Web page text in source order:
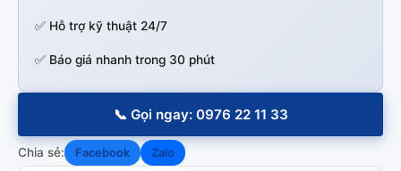
✅ Hỗ trợ kỹ thuật 24/7
✅ Báo giá nhanh trong 30 phút
📞 Gọi ngay: 0976 22 11 33
Chia sẻ: Facebook Zalo